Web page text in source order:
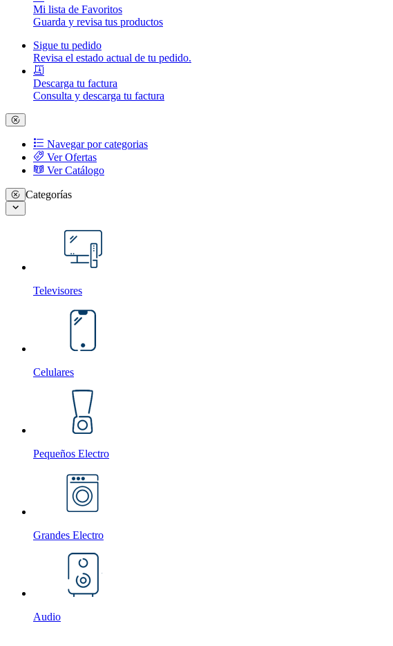
Mi lista de Favoritos
Guarda y revisa tus productos
Sigue tu pedido
Revisa el estado actual de tu pedido.
Descarga tu factura
Consulta y descarga tu factura
Navegar por categorias
Ver Ofertas
Ver Catálogo
Categorías
Televisores
Celulares
Pequeños Electro
Grandes Electro
Audio